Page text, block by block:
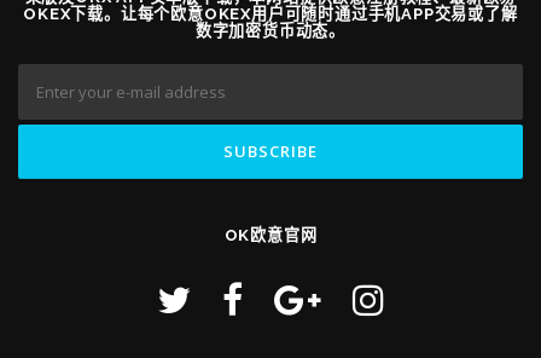
OKEX下载。让每个欧意OKEX用户可随时通过手机APP交易或了解
数字加密货币动态。
OK欧意官网